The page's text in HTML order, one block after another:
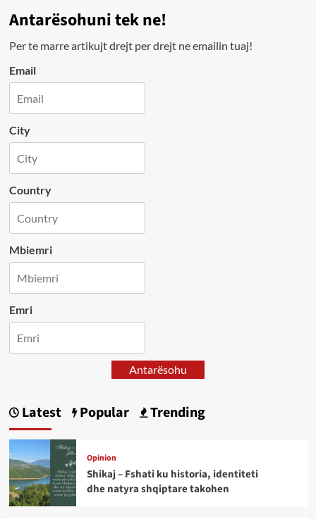
Antarësohuni tek ne!
Per te marre artikujt drejt per drejt ne emailin tuaj!
Email
City
Country
Mbiemri
Emri
Antarësohu
Latest Popular Trending
Opinion
Shikaj – Fshati ku historia, identiteti
dhe natyra shqiptare takohen